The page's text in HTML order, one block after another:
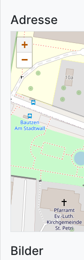
Adresse
+
−
Bilder